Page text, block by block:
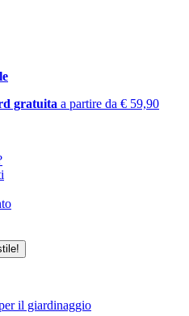
gratuita a partire da € 59,90
il giardinaggio